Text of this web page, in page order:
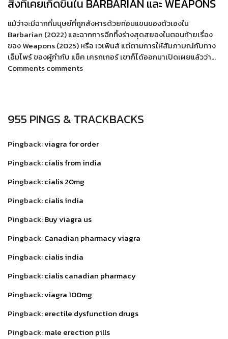
สิ่งที่เคยเกิดขึ้นใน BARBARIAN และ WEAPONS
แม้ว่าจะมีฉากที่มนุษย์ที่ถูกสังหารด้วยท่อนแขนของตัวเองใน
Barbarian (2022) และฉากการฉีกทึ้งร่างสุดสยองในตอนท้ายเรื่อง
ของ Weapons (2025) หรือ เวเพินส์ แต่ตามการให้สัมภาษณ์กับทาง
เอ็มไพร์ ของผู้กำกับ แซ็ค เครกเกอร์ เขาก็ได้ออกมาเปิดเผยแล้วว่า…
Comments comments
955 PINGS & TRACKBACKS
Pingback:viagra for order
Pingback:cialis from india
Pingback:cialis 20mg
Pingback:cialis india
Pingback:Buy viagra us
Pingback:Canadian pharmacy viagra
Pingback:cialis india
Pingback:cialis canadian pharmacy
Pingback:viagra 100mg
Pingback:erectile dysfunction drugs
Pingback:male erection pills